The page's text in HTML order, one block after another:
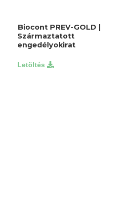
Biocont PREV-GOLD |
Származtatott
engedélyokirat